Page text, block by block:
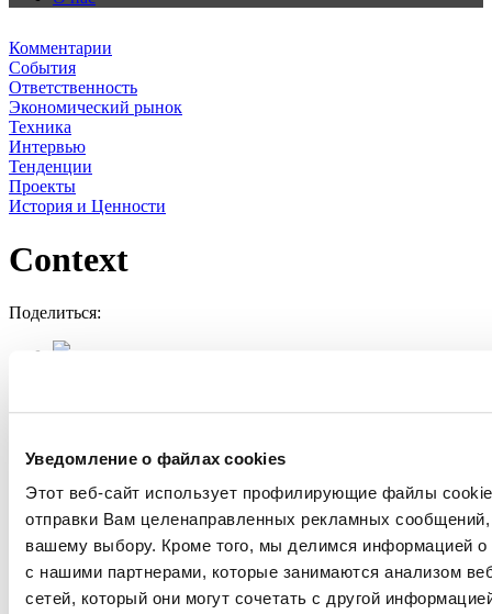
Уведомление о файлах cookies
Этот веб-сайт использует профилирующие файлы
отправки Вам целенаправленных рекламных
вашему выбору. Кроме того, мы делимся информацией
с нашими партнерами, которые занимаются анализом
сетей, который они могут сочетать с другой
Комментарии
События
Ответственность
Экономический рынок
Техника
Интервью
Тенденции
Проекты
История и Ценности
Context
Поделиться: